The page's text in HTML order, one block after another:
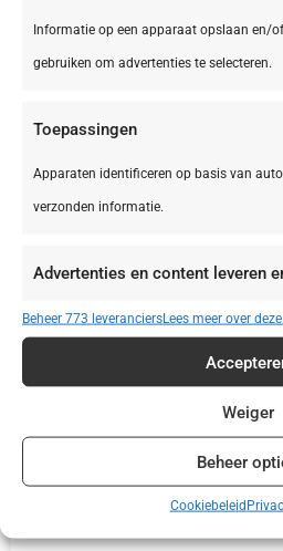
Informatie op een apparaat opslaan en/
gebruiken om advertenties te selecteren.
Toepassingen
Apparaten identificeren op basis van
verzonden informatie.
Advertenties en content leveren
Beheer 773 leveranciersLees meer over
Weiger
Beheer
Cookiebeleid
Bliesgau Gersheim